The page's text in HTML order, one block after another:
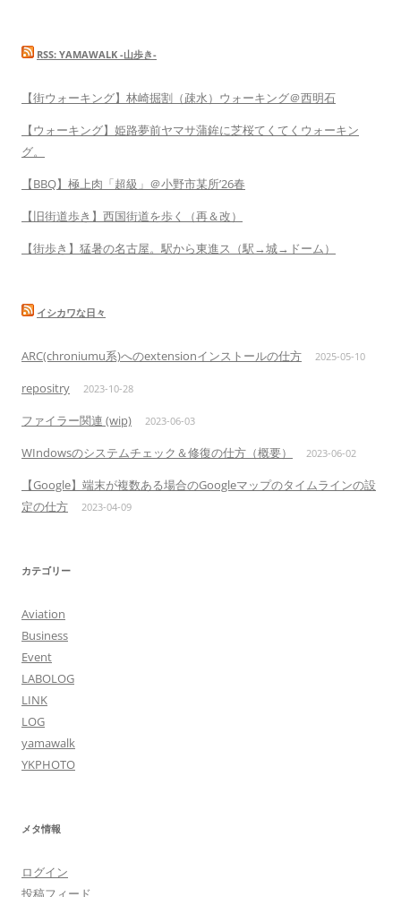
RSS: YAMAWALK -山歩き-
【街ウォーキング】林崎掘割（疎水）ウォーキング＠西明石
【ウォーキング】姫路夢前ヤマサ蒲鉾に芝桜てくてくウォーキン
グ。
【BBQ】極上肉「超級」＠小野市某所’26春
【旧街道歩き】西国街道を歩く（再＆改）
【街歩き】猛暑の名古屋。駅から東進ス（駅→城→ドーム）
イシカワな日々
ARC(chroniumu系)へのextensionインストールの仕方 2025-05-10
repositry 2023-10-28
ファイラー関連 (wip) 2023-06-03
WIndowsのシステムチェック＆修復の仕方（概要） 2023-06-02
【Google】端末が複数ある場合のGoogleマップのタイムラインの設
定の仕方
2023-04-09
カテゴリー
Aviation
Business
Event
LABOLOG
LINK
LOG
yamawalk
YKPHOTO
メタ情報
ログイン
投稿フィード